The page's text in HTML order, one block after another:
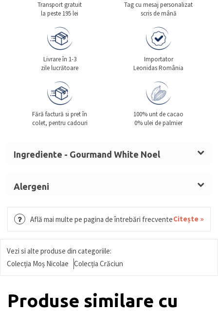
Transport gratuit
la peste 195 lei
Tag cu mesaj personalizat
scris de mână
Livrare în 1-3
zile lucrătoare
Importator
Leonidas România
Fără factură si pret în
colet, pentru cadouri
100% unt de cacao
0% ulei de palmier
Ingrediente - Gourmand White Noel
integral,ALUNE DE PĂDURE
(LAPTE),
îndulcit, nucă de cocos mărunțită, zahăr invertit,
dextroză,NUCI,sirop glucoză și fructoză, fructe
confiate (portocală, pepene), sirop sorbitol, miere,
căpșune, pudră de cacao, vișine,
băutură vegetală deMIGDALE(MIGDALE, zahăr,
Alergeni
MIGDALE, GRÂU, GLUTEN, OUĂ, MIGDALE, SOIA,
Află mai multe pe pagina de întrebări frecventeCitește »
Vezi si alte produse din categoriile:
Colecția Moș Nicolae
Colecția Crăciun
Produse similare cu